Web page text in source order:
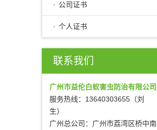
公司证书
个人证书
联系我们
广州市益伦白蚁害虫防治有限公司
服务热线：13640303655（刘
生）
广州总公司：广州市荔湾区桥中南